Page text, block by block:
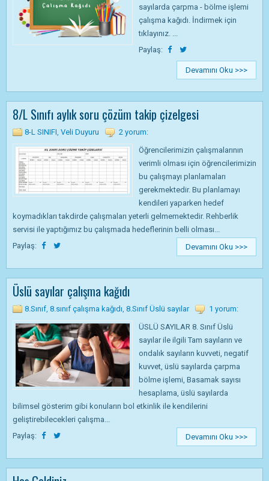
sayılarda çarpma - bölme işlemi
çalışma kağıdı. İndirmek için
tıklayınız. ...
Paylaş:
Devamını Oku >>>
8/L Sınıfı aylık soru çözüm takip çizelgesi
8-L SINIFI, Veli Duyuru
2 yorum:
Öğrencilerimizin çalışmalarının
verimli olması için öğrencilerimizin
bu çalışmayı planlamaları
gerekmektedir. Bu planlamayı
kendileri yaparken hedef
koymadıkları takdirde çalışmaları yeterli gelmemektedir. Rehberlik
servisi ile yaptığımız bu çalışmada hedeflerinin belli olması...
Paylaş:
Devamını Oku >>>
Üslü sayılar çalışma kağıdı
8.Sınıf, 8.sınıf çalışma kağıdı, 8.Sınıf Üslü sayılar
1 yorum:
ÜSLÜ SAYILAR 8. Sınıf Üslü
sayılar ile ilgili Tam sayıların ve
ondalık sayıların kuvveti, negatif
kuvvet, üslü sayılarda çarpma
bölme işlemi, Basamak sayısı
hesaplama, üslü sayılarda
bilimsel gösterim gibi konuların bol etkinlik ile kendilerini
geliştirebilecekleri çalışma...
Paylaş:
Devamını Oku >>>